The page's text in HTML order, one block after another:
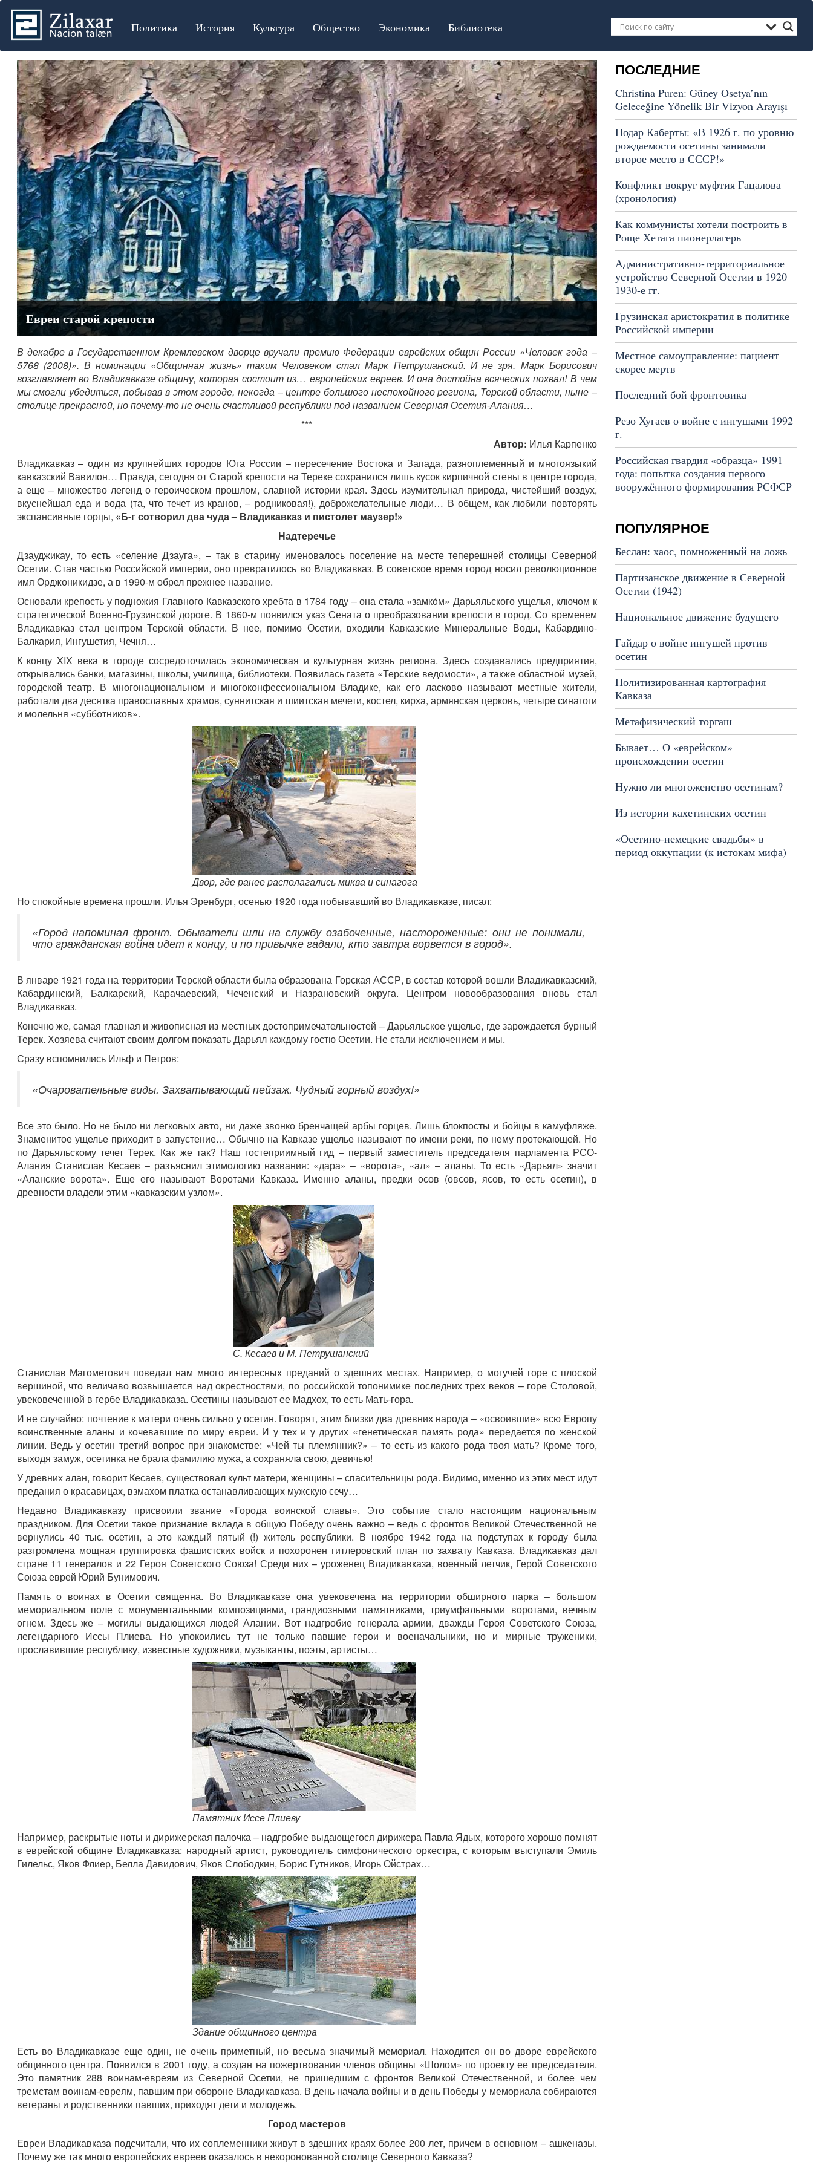
Политика История Культура Общество Экономика Библиотека
ПОСЛЕДНИЕ
Christina Puren: Güney Osetya’nın
Geleceğine Yönelik Bir Vizyon Arayışı
Нодар Каберты: «В 1926 г. по уровню
рождаемости осетины занимали
второе место в СССР!»
Конфликт вокруг муфтия Гацалова
(хронология)
Как коммунисты хотели построить в
Роще Хетага пионерлагерь
Административно-территориальное
устройство Северной Осетии в 1920–
1930-е гг.
Грузинская аристократия в политике
Российской империи
Местное самоуправление: пациент
скорее мертв
Последний бой фронтовика
Резо Хугаев о войне с ингушами 1992
г.
Российская гвардия «образца» 1991
года: попытка создания первого
вооружённого формирования РСФСР
ПОПУЛЯРНОЕ
Беслан: хаос, помноженный на ложь
Партизанское движение в Северной
Осетии (1942)
Национальное движение будущего
Гайдар о войне ингушей против
осетин
Политизированная картография
Кавказа
Метафизический торгаш
Бывает… О «еврейском»
происхождении осетин
Нужно ли многоженство осетинам?
Из истории кахетинских осетин
«Осетино-немецкие свадьбы» в
период оккупации (к истокам мифа)
Евреи старой крепости
В декабре в Государственном Кремлевском дворце вручали премию Федерации еврейских общин России «Человек года –
5768 (2008)». В номинации «Общинная жизнь» таким Человеком стал Марк Петрушанский. И не зря. Марк Борисович
возглавляет во Владикавказе общину, которая состоит из… европейских евреев. И она достойна всяческих похвал! В чем
мы смогли убедиться, побывав в этом городе, некогда – центре большого неспокойного региона, Терской области, ныне –
столице прекрасной, но почему-то не очень счастливой республики под названием Северная Осетия-Алания…
***
Автор: Илья Карпенко
Владикавказ – один из крупнейших городов Юга России – пересечение Востока и Запада, разноплеменный и многоязыкий
кавказский Вавилон… Правда, сегодня от Старой крепости на Тереке сохранился лишь кусок кирпичной стены в центре города,
а еще – множество легенд о героическом прошлом, славной истории края. Здесь изумительная природа, чистейший воздух,
вкуснейшая еда и вода (та, что течет из кранов, – родниковая!), доброжелательные люди… В общем, как любили повторять
экспансивные горцы, «Б-г сотворил два чуда – Владикавказ и пистолет маузер!»
Надтеречье
Дзауджикау, то есть «селение Дзауга», – так в старину именовалось поселение на месте теперешней столицы Северной
Осетии. Став частью Российской империи, оно превратилось во Владикавказ. В советское время город носил революционное
имя Орджоникидзе, а в 1990‑м обрел прежнее название.
Основали крепость у подножия Главного Кавказского хребта в 1784 году – она стала «замкóм» Дарьяльского ущелья, ключом к
стратегической Военно-Грузинской дороге. В 1860‑м появился указ Сената о преобразовании крепости в город. Со временем
Владикавказ стал центром Терской области. В нее, помимо Осетии, входили Кавказские Минеральные Воды, Кабардино-
Балкария, Ингушетия, Чечня…
К концу XIX века в городе сосредоточилась экономическая и культурная жизнь региона. Здесь создавались предприятия,
открывались банки, магазины, школы, училища, библиотеки. Появилась газета «Терские ведомости», а также областной музей,
городской театр. В многонациональном и многоконфессиональном Владике, как его ласково называют местные жители,
работали два десятка православных храмов, суннитская и шиитская мечети, костел, кирха, армянская церковь, четыре синагоги
и молельня «субботников».
Двор, где ранее располагались миква и синагога
Но спокойные времена прошли. Илья Эренбург, осенью 1920 года побывавший во Владикавказе, писал:
«Город напоминал фронт. Обыватели шли на службу озабоченные, настороженные: они не понимали,
что гражданская война идет к концу, и по привычке гадали, кто завтра ворвется в город».
В январе 1921 года на территории Терской области была образована Горская АССР, в состав которой вошли Владикавказский,
Кабардинский, Балкарский, Карачаевский, Чеченский и Назрановский округа. Центром новообразования вновь стал
Владикавказ.
Конечно же, самая главная и живописная из местных достопримечательностей – Дарьяльское ущелье, где зарождается бурный
Терек. Хозяева считают своим долгом показать Дарьял каждому гостю Осетии. Не стали исключением и мы.
Сразу вспомнились Ильф и Петров:
«Очаровательные виды. Захватывающий пейзаж. Чудный горный воздух!»
Все это было. Но не было ни легковых авто, ни даже звонко бренчащей арбы горцев. Лишь блокпосты и бойцы в камуфляже.
Знаменитое ущелье приходит в запустение… Обычно на Кавказе ущелье называют по имени реки, по нему протекающей. Но
по Дарьяльскому течет Терек. Как же так? Наш гостеприимный гид – первый заместитель председателя парламента РСО-
Алания Станислав Кесаев – разъяснил этимологию названия: «дара» – «ворота», «ал» – аланы. То есть «Дарьял» значит
«Аланские ворота». Еще его называют Воротами Кавказа. Именно аланы, предки осов (овсов, ясов, то есть осетин), в
древности владели этим «кавказским узлом».
С. Кесаев и М. Петрушанский
Станислав Магометович поведал нам много интересных преданий о здешних местах. Например, о могучей горе с плоской
вершиной, что величаво возвышается над окрестностями, по российской топонимике последних трех веков – горе Столовой,
увековеченной в гербе Владикавказа. Осетины называют ее Мадхох, то есть Мать-гора.
И не случайно: почтение к матери очень сильно у осетин. Говорят, этим близки два древних народа – «освоившие» всю Европу
воинственные аланы и кочевавшие по миру евреи. И у тех и у других «генетическая память рода» передается по женской
линии. Ведь у осетин третий вопрос при знакомстве: «Чей ты племянник?» – то есть из какого рода твоя мать? Кроме того,
выходя замуж, осетинка не брала фамилию мужа, а сохраняла свою, девичью!
У древних алан, говорит Кесаев, существовал культ матери, женщины – спасительницы рода. Видимо, именно из этих мест идут
предания о красавицах, взмахом платка останавливающих мужскую сечу…
Недавно Владикавказу присвоили звание «Города воинской славы». Это событие стало настоящим национальным
праздником. Для Осетии такое признание вклада в общую Победу очень важно – ведь с фронтов Великой Оте­чественной не
вернулись 40 тыс. осетин, а это каждый пятый (!) житель республики. В ноябре 1942 года на подступах к городу была
разгромлена мощная группировка фашистских войск и похоронен гитлеровский план по захвату Кавказа. Владикавказ дал
стране 11 генералов и 22 Героя Советского Союза! Среди них – уроженец Владикавказа, военный летчик, Герой Советского
Союза еврей Юрий Бунимович.
Память о воинах в Осетии священна. Во Владикавказе она увековечена на территории обширного парка – большом
мемориальном поле с монументальными композициями, грандиозными памятниками, триумфальными воротами, вечным
огнем. Здесь же – могилы выдающихся людей Алании. Вот надгробие генерала армии, дважды Героя Советского Союза,
легендарного Иссы Плиева. Но упокоились тут не только павшие герои и военачальники, но и мирные труженики,
прославившие республику, известные художники, музыканты, поэты, артисты…
Памятник Иссе Плиеву
Например, раскрытые ноты и дирижерская палочка – надгробие выдающегося дирижера Павла Ядых, которого хорошо помнят
в еврейской общине Владикавказа: народный артист, руководитель симфонического оркестра, с которым выступали Эмиль
Гилельс, Яков Флиер, Белла Давидович, Яков Слободкин, Борис Гутников, Игорь Ойстрах…
Здание общинного центра
Есть во Владикавказе еще один, не очень приметный, но весьма значимый мемориал. Находится он во дворе еврейского
общинного центра. Появился в 2001 году, а создан на пожертвования членов общины «Шолом» по проекту ее председателя.
Это памятник 288 воинам-евреям из Северной Осетии, не пришедшим с фронтов Великой Отечественной, и более чем
тремстам воинам-евреям, павшим при обороне Владикавказа. В день начала войны и в день Победы у мемориала собираются
ветераны и родственники павших, приходят дети и молодежь.
Город мастеров
Евреи Владикавказа подсчитали, что их соплеменники живут в здешних краях более 200 лет, причем в основном – ашкеназы.
Почему же так много европейских евреев оказалось в некоронованной столице Северного Кавказа?